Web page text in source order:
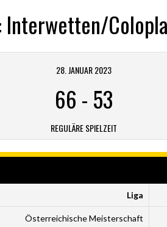
Interwetten/
28. JANUAR 2023
66 - 53
REGULÄRE SPIELZEIT
Liga
Österreichische Meisterschaft